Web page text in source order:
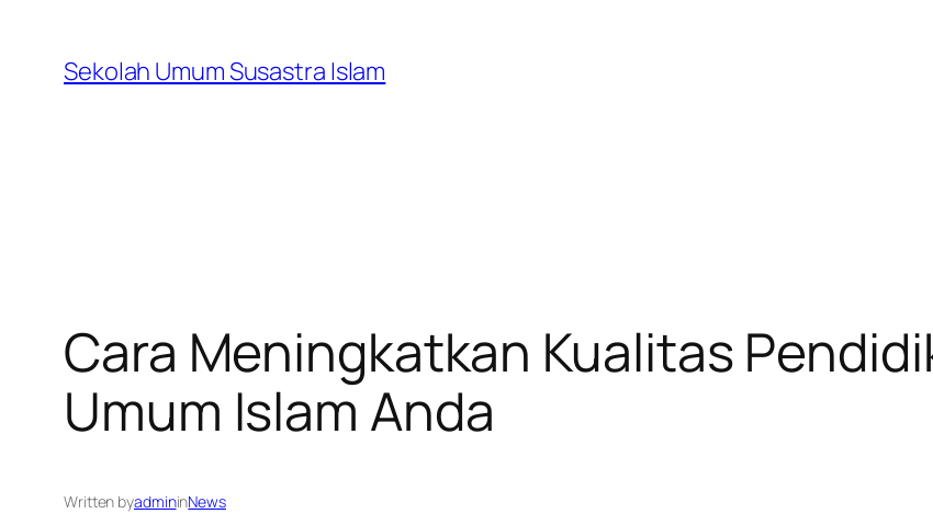
content
Sekolah Umum Susastra Islam
Cara Meningkatkan Kualitas
Umum Islam Anda
Written byadmininNews